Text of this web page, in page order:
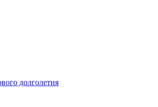
долголетия